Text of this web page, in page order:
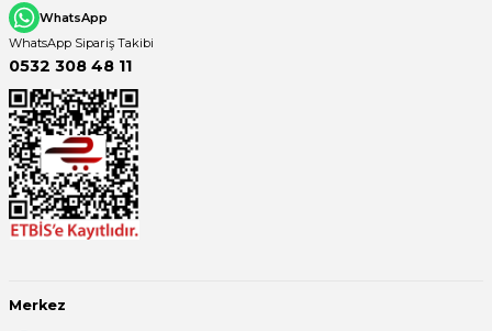
WhatsApp
WhatsApp Sipariş Takibi
0532 308 48 11
Merkez